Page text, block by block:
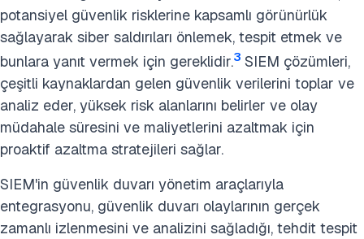
potansiyel güvenlik risklerine kapsamlı görünürlük
sağlayarak siber saldırıları önlemek, tespit etmek ve
bunlara yanıt vermek için gereklidir.3 SIEM çözümleri,
çeşitli kaynaklardan gelen güvenlik verilerini toplar ve
analiz eder, yüksek risk alanlarını belirler ve olay
müdahale süresini ve maliyetlerini azaltmak için
proaktif azaltma stratejileri sağlar.
SIEM'in güvenlik duvarı yönetim araçlarıyla
entegrasyonu, güvenlik duvarı olaylarının gerçek
zamanlı izlenmesini ve analizini sağladığı, tehdit tespit